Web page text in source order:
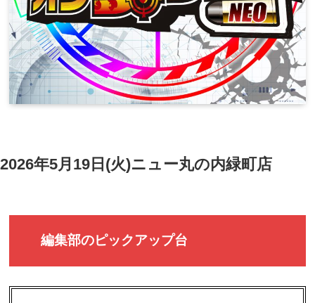
2026年5月19日(火)ニュー丸の内緑町店
編集部のピックアップ台